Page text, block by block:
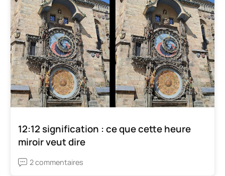
12:12 signification : ce que cette heure
miroir veut dire
2 commentaires